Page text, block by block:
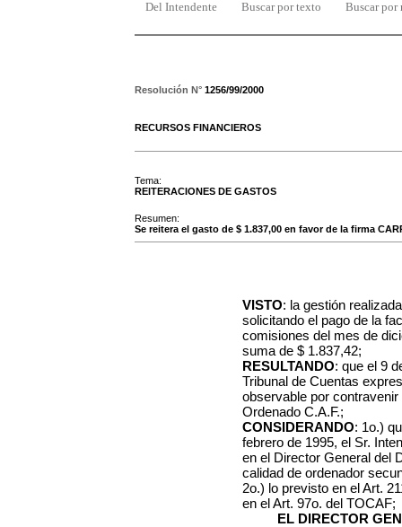
Del Intendente Buscar por texto Buscar por
Resolución N° 1256/99/2000
RECURSOS FINANCIEROS
Tema:
REITERACIONES DE GASTOS
Resumen:
Se reitera el gasto de $ 1.837,00 en favor de la firma
VISTO: la gestión
solicitando el pago de la
comisiones del mes de
suma de $ 1.837,42;
RESULTANDO: que el 9
Tribunal de Cuentas
observable por
Ordenado C.A.F.;
CONSIDERANDO: 1o.)
febrero de 1995, el Sr.
en el Director General del
calidad de ordenador
2o.) lo previsto en el Art.
en el Art. 97o. del TOCAF;
EL DIRECTOR